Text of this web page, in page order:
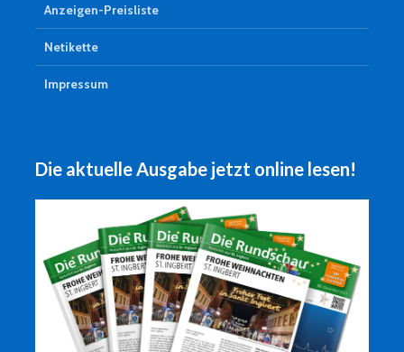
Anzeigen-Preisliste
Netikette
Impressum
Die aktuelle Ausgabe jetzt online lesen!